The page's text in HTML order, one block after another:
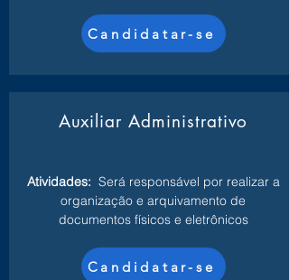
Candidatar-se
Auxiliar Administrativo
Atividades: Será responsável por realizar a
organização e arquivamento de
documentos físicos e eletrônicos
Candidatar-se